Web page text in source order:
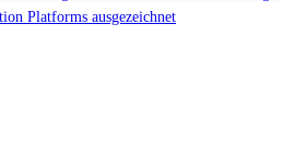
Platforms ausgezeichnet